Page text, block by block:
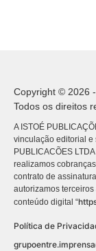
Copyright © 2026
Todos os direitos
A ISTOÉ
vinculação editorial e
PUBLICACÕES
realizamos
contrato de
autorizamos
conteúdo digital “
Política de